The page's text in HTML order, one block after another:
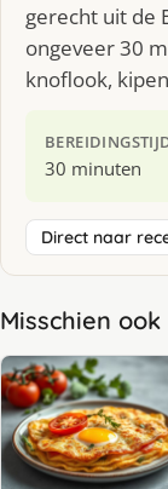
gerecht uit de
ongeveer 30
knoflook,
30 minuten
Direct naar
Misschien